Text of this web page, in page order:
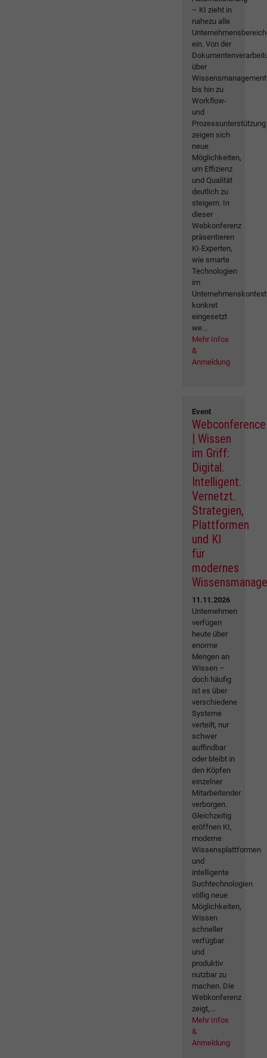
– KI zieht in
nahezu alle
ein. Von der
über
Wissensmanagement
bis hin zu
Workflow-
und
Prozessunterstützung
zeigen sich
neue
Möglichkeiten,
um Effizienz
und Qualität
deutlich zu
steigern. In
dieser
Webkonferenz
präsentieren
KI-Experten,
wie smarte
Technologien
im
Unternehmenskontext
konkret
eingesetzt
we...
Mehr Infos
&
Anmeldung
Event
Webconference
| Wissen
im Griff:
Digital.
Intelligent.
Vernetzt.
Strategien,
Plattformen
und KI
für
modernes
11.11.2026
Unternehmen
verfügen
heute über
enorme
Mengen an
Wissen –
doch häufig
ist es über
verschiedene
Systeme
verteilt, nur
schwer
auffindbar
oder bleibt in
den Köpfen
einzelner
Mitarbeitender
verborgen.
Gleichzeitig
eröffnen KI,
moderne
Wissensplattformen
und
intelligente
Suchtechnologien
völlig neue
Möglichkeiten,
Wissen
schneller
verfügbar
und
produktiv
nutzbar zu
machen. Die
Webkonferenz
zeigt,...
Mehr Infos
&
Anmeldung